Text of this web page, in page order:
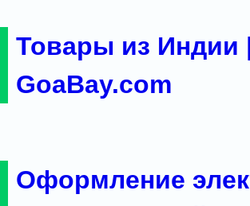
Товары из Индии
GoaBay.com
Оформление